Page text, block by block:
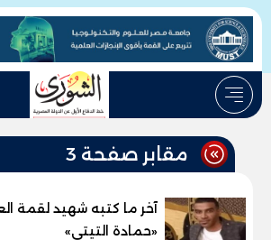
مقابر صفحة 3
آخر ما كتبه شهيد لقمة
«حمادة التيتي»